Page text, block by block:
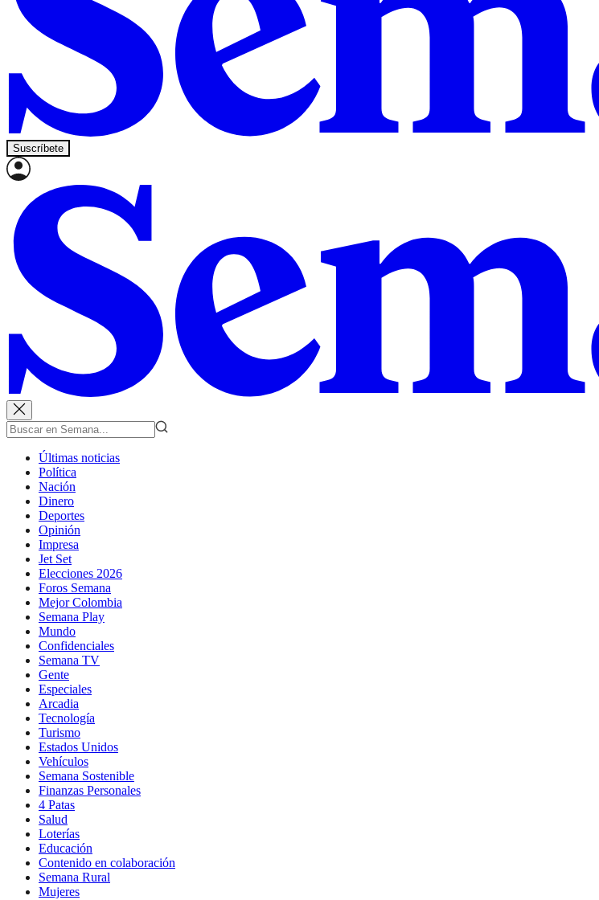
Suscríbete
Últimas noticias
Política
Nación
Dinero
Deportes
Opinión
Impresa
Jet Set
Elecciones 2026
Foros Semana
Mejor Colombia
Semana Play
Mundo
Confidenciales
Semana TV
Gente
Especiales
Arcadia
Tecnología
Turismo
Estados Unidos
Vehículos
Semana Sostenible
Finanzas Personales
4 Patas
Salud
Loterías
Educación
Contenido en colaboración
Semana Rural
Mujeres